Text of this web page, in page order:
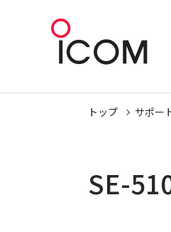
トップ サポー
SE-